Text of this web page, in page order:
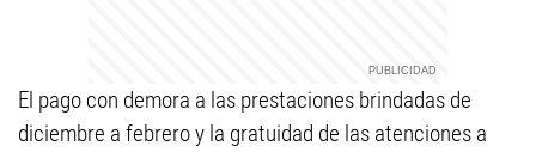
El pago con demora a las prestaciones brindadas de
diciembre a febrero y la gratuidad de las atenciones a